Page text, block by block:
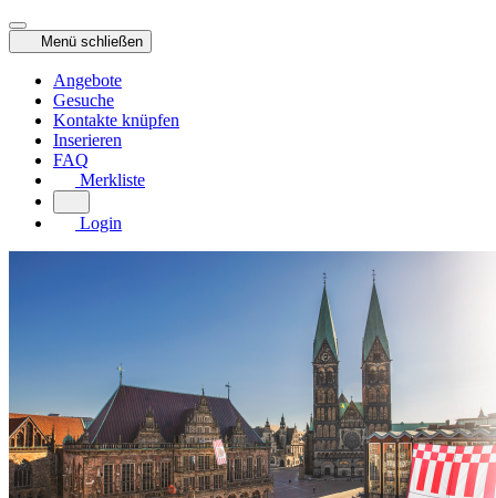
Menü schließen
Angebote
Gesuche
Kontakte knüpfen
Inserieren
FAQ
Merkliste
Login